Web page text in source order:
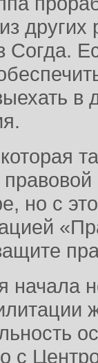
Согда.
в
но с
начала
с